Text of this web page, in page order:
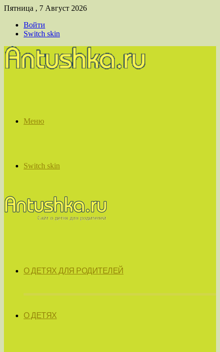
Пятница , 7 Август 2026
Войти
Switch skin
Меню
Switch skin
О ДЕТЯХ ДЛЯ РОДИТЕЛЕЙ
О ДЕТЯХ